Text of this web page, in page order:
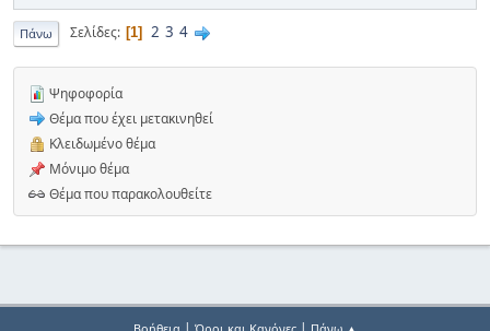
Πάνω Σελίδες 1 2 3 4
Ψηφοφορία
Θέμα που έχει μετακινηθεί
Κλειδωμένο θέμα
Μόνιμο θέμα
Θέμα που παρακολουθείτε